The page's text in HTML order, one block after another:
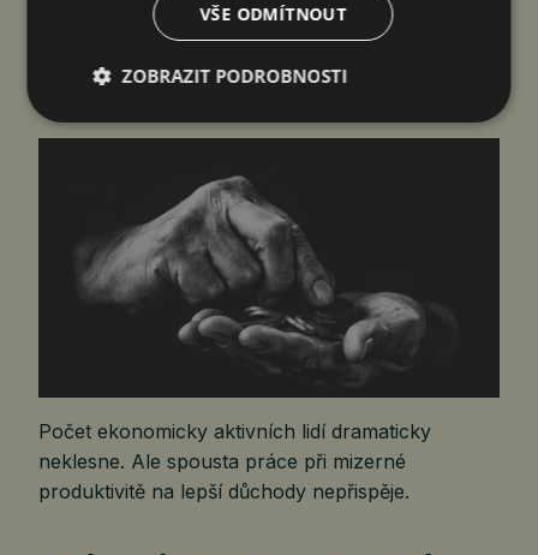
DEMOGRAFICKÁ KRIZE SE ZAČÍNÁ
Počet ekonomicky aktivních lidí dramaticky
neklesne. Ale spousta práce při mizerné
produktivitě na lepší důchody nepřispěje.
VŠE ODMÍTNOUT
ZOBRAZIT PODROBNOSTI